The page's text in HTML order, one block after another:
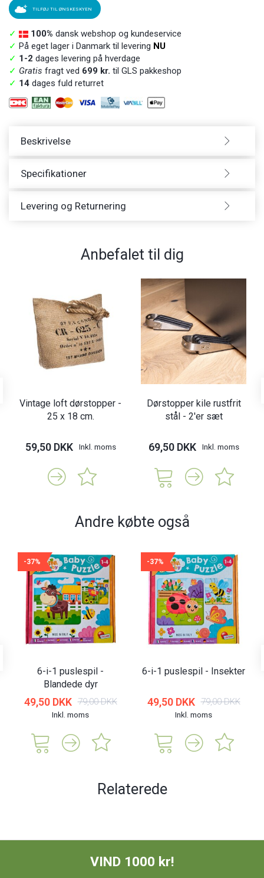
TILFØJ TIL ØNSKESKYEN
✓ 100% dansk webshop og kundeservice
✓ På eget lager i Danmark til levering NU
✓ 1-2 dages levering på hverdage
✓ Gratis fragt ved 699 kr. til GLS pakkeshop
✓ 14 dages fuld returret
Beskrivelse
Specifikationer
Levering og Returnering
Anbefalet til dig
Vintage loft dørstopper -
25 x 18 cm.
59,50 DKK Inkl. moms
Dørstopper kile rustfrit
stål - 2'er sæt
69,50 DKK Inkl. moms
Andre købte også
-37%
6-i-1 puslespil -
Blandede dyr
49,50 DKK 79,00 DKK
Inkl. moms
-37%
6-i-1 puslespil - Insekter
49,50 DKK 79,00 DKK
Inkl. moms
Relaterede
VIND 1000 kr!